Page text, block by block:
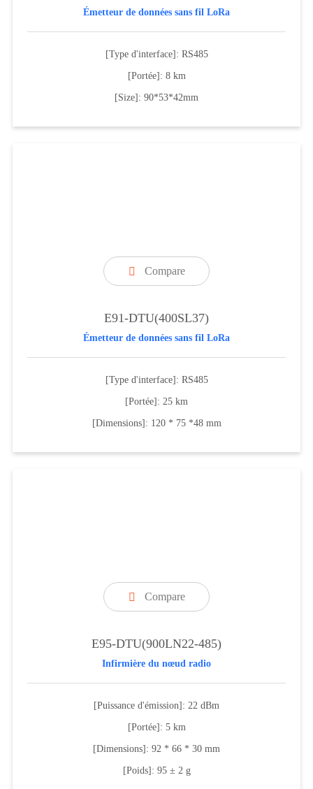
Émetteur de données sans fil LoRa
[Type d'interface]: RS485
[Portée]: 8 km
[Size]: 90*53*42mm
 Compare
E91-DTU(400SL37)
Émetteur de données sans fil LoRa
[Type d'interface]: RS485
[Portée]: 25 km
[Dimensions]: 120 * 75 *48 mm
 Compare
E95-DTU(900LN22-485)
Infirmière du nœud radio
[Puissance d'émission]: 22 dBm
[Portée]: 5 km
[Dimensions]: 92 * 66 * 30 mm
[Poids]: 95 ± 2 g